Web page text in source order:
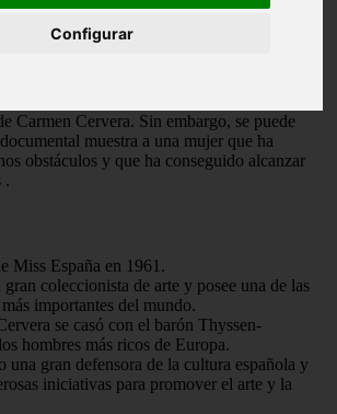
Configurar
coleccionista de arte.
un final en sí mismo, ya que se trata de una
Carmen Cervera. Sin embargo, se puede
muestra a una mujer que ha
obstáculos y que ha conseguido alcanzar
.
Miss España en 1961.
coleccionista de arte y posee una de las
importantes del mundo.
se casó con el barón Thyssen-
hombres más ricos de Europa.
una gran defensora de la cultura española y
iniciativas para promover el arte y la